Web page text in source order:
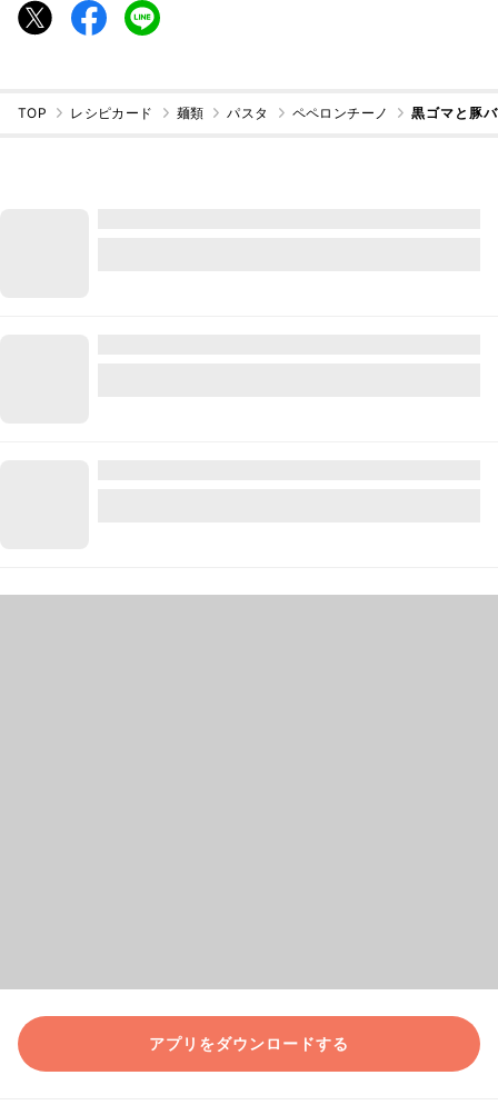
TOP レシピカード 麺類 パスタ ペペロンチーノ 黒ゴマと豚
アプリをダウンロードする